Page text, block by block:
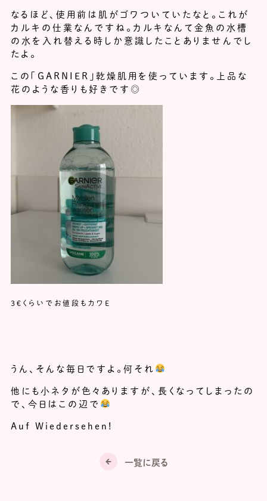
なるほど、使用前は肌がゴワついていたなと。これが
カルキの仕業なんですね。カルキなんて金魚の水槽
の水を入れ替える時しか意識したことありませんでし
たよ。
この「GARNIER」乾燥肌用を使っています。上品な
花のような香りも好きです◎
3€くらいでお値段もカワE
うん、そんな毎日ですよ。何それ
他にも小ネタが色々ありますが、長くなってしまったの
で、今日はこの辺で
Auf Wiedersehen!
一覧に戻る